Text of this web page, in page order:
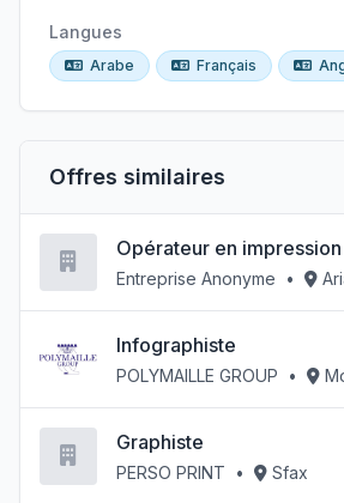
Langues
Arabe Français
Offres similaires
Opérateur en
Entreprise Anonyme •
Infographiste
POLYMAILLE GROUP •
Graphiste
PERSO PRINT • Sfax